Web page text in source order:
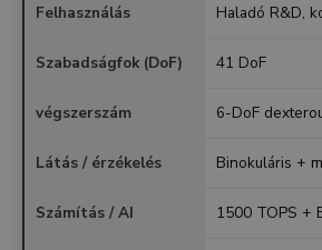
Felhasználás Haladó R&D,
Szabadságfok (DoF) 41 DoF
végszerszám 6-DoF
Látás / érzékelés Binokuláris +
Számítás / AI 1500 TOPS +